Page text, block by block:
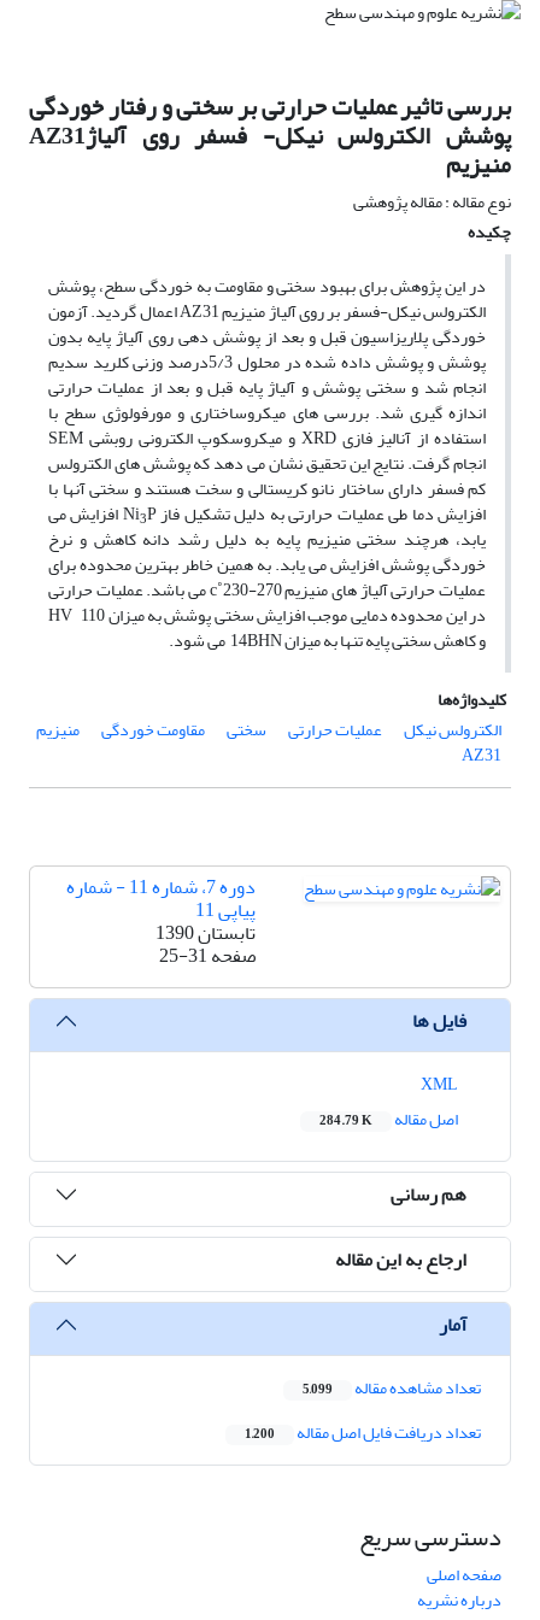
بررسی تاثیر عملیات حرارتی بر سختی و رفتار خوردگی
پوشش الکترولس نیکل- فسفر روی آلیاژAZ31
منیزیم
نوع مقاله : مقاله پژوهشی
چکیده
در این پژوهش برای بهبود سختی و مقاومت به خوردگی سطح، پوشش
الکترولس نیکل-فسفر بر روی آلیاژ منیزیم AZ31 اعمال گردید. آزمون
خوردگی پلاریزاسیون قبل و بعد از پوشش دهی روی آلیاژ پایه بدون
پوشش و پوشش داده شده در محلول 5/3درصد وزنی کلرید سدیم
انجام شد و سختی پوشش و آلیاژ پایه قبل و بعد از عملیات حرارتی
اندازه گیری شد. بررسی های میکروساختاری و مورفولوژی سطح با
استفاده از آنالیز فازی XRD و میکروسکوپ الکترونی روبشی SEM
انجام گرفت. نتایج این تحقیق نشان می دهد که پوشش های الکترولس
کم فسفر دارای ساختار نانو کریستالی و سخت هستند و سختی آنها با
افزایش دما طی عملیات حرارتی به دلیل تشکیل فاز Ni 3 P افزایش می
یابد، هرچند سختی منیزیم پایه به دلیل رشد دانه کاهش و نرخ
خوردگی پوشش افزایش می یابد. به همین خاطر بهترین محدوده برای
عملیات حرارتی آلیاژ های منیزیم c˚230-270 می باشد. عملیات حرارتی
در این محدوده دمایی موجب افزایش سختی پوشش به میزان HV 110
و کاهش سختی پایه تنها به میزان 14BHN می شود.
کلیدواژه‌ها
الکترولس نیکل
عملیات حرارتی سختی مقاومت خوردگی منیزیم
AZ31
دوره 7، شماره 11 - شماره
پیاپی 11
تابستان 1390
صفحه25-31
فایل ها
اصل مقاله
284.79 K
هم رسانی
ارجاع به این مقاله
آمار
تعداد مشاهده مقاله 5,099
تعداد دریافت فایل اصل مقاله 1,200
دسترسی سریع
صفحه اصلی
درباره نشریه